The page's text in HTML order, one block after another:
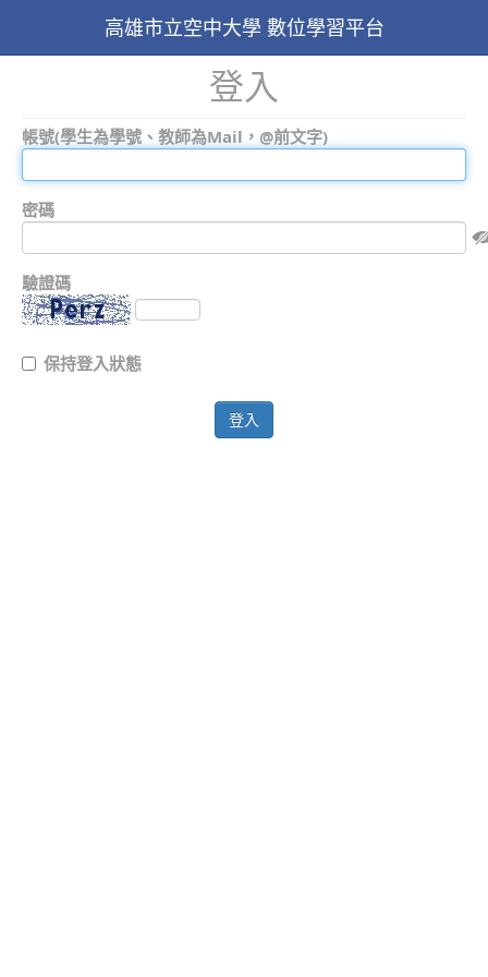
高雄市立空中大學 數位學習平台
登入
帳號(學生為學號、教師為Mail，@前文字)
密碼
驗證碼
保持登入狀態
登入